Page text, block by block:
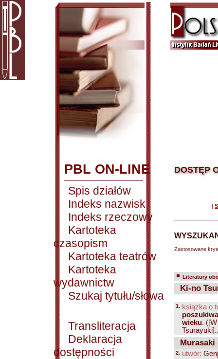
PBL ON-LINE
Spis działów
Indeks nazwisk
Indeks rzeczowy
Kartoteka
czasopism
Kartoteka teatrów
Kartoteka
wydawnictw
Szukaj tytułu/słowa
Transliteracja
Deklaracja
dostępności
DOSTĘP
|
Zastosowane
Literatury
Ki-no
1. książka o
wieku.
Murasaki
2. utwór: